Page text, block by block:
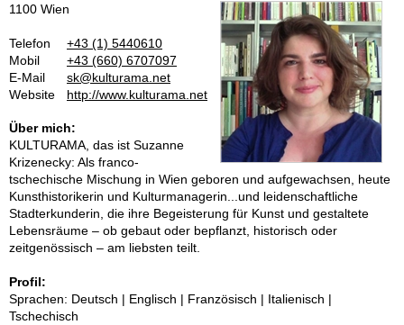
1100 Wien
Telefon
+43 (1) 5440610
Mobil
+43 (660) 6707097
E-Mail
sk@kulturama.net
Website
http://www.kulturama.net
Über mich:
KULTURAMA, das ist Suzanne
Krizenecky: Als franco-
tschechische Mischung in Wien geboren und aufgewachsen, heute
Kunsthistorikerin und Kulturmanagerin...und leidenschaftliche
Stadterkunderin, die ihre Begeisterung für Kunst und gestaltete
Lebensräume – ob gebaut oder bepflanzt, historisch oder
zeitgenössisch – am liebsten teilt.
Profil:
Sprachen: Deutsch | Englisch | Französisch | Italienisch |
Tschechisch